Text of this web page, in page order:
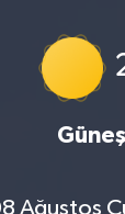
Ağustos